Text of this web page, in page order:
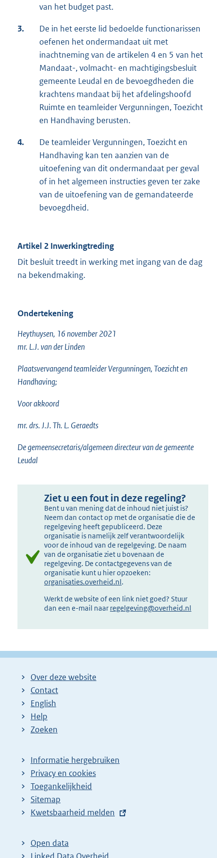
van het budget past.
3.
De in het eerste lid bedoelde functionarissen
oefenen het ondermandaat uit met
inachtneming van de artikelen 4 en 5 van het
Mandaat-, volmacht- en machtigingsbesluit
gemeente Leudal en de bevoegdheden die
krachtens mandaat bij het afdelingshoofd
Ruimte en teamleider Vergunningen, Toezicht
en Handhaving berusten.
4.
De teamleider Vergunningen, Toezicht en
Handhaving kan ten aanzien van de
uitoefening van dit ondermandaat per geval
of in het algemeen instructies geven ter zake
van de uitoefening van de gemandateerde
bevoegdheid.
Artikel 2 Inwerkingtreding
Dit besluit treedt in werking met ingang van de dag
na bekendmaking.
Ondertekening
Heythuysen, 16 november 2021
mr. L.J. van der Linden
Plaatsvervangend teamleider Vergunningen, Toezicht en
Handhaving;
Voor akkoord
mr. drs. J.J. Th. L. Geraedts
De gemeensecretaris/algemeen directeur van de gemeente
Leudal
Ziet u een fout in deze regeling?
Bent u van mening dat de inhoud niet juist is?
Neem dan contact op met de organisatie die de
regelgeving heeft gepubliceerd. Deze
organisatie is namelijk zelf verantwoordelijk
voor de inhoud van de regelgeving. De naam
van de organisatie ziet u bovenaan de
regelgeving. De contactgegevens van de
organisatie kunt u hier opzoeken:
organisaties.overheid.nl.
Werkt de website of een link niet goed? Stuur
dan een e-mail naar regelgeving@overheid.nl
Over deze website
Contact
English
Help
Zoeken
Informatie hergebruiken
Privacy en cookies
Toegankelijkheid
Sitemap
E
t
e
Kwetsbaarheid melden
Open data
Linked Data Overheid